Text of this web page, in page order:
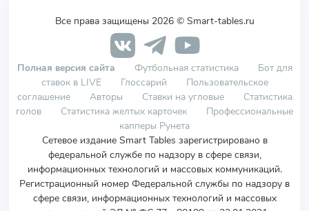
Все права защищены 2026 © Smart-tables.ru
Полная версия сайта Футбольная статистика
Бот для
ставок в LIVE
Глоссарий
Пользовательское
соглашение
Авторы Ставки на угловые
Статистика
голов
Статистика желтых карточек
Профессиональные
капперы Рунета
Сетевое издание Smart Tables зарегистрировано в
федеральной службе по надзору в сфере связи,
информационных технологий и массовых коммуникаций.
Регистрационный номер Федеральной службы по надзору в
сфере связи, информационных технологий и массовых